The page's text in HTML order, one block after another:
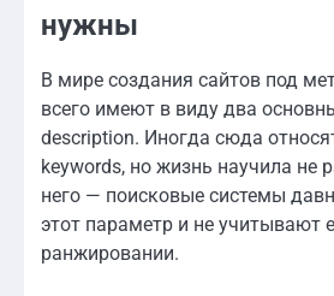
нужны
В мире создания сайтов под
всего имеют в виду два
description. Иногда сюда
keywords, но жизнь научила не
него — поисковые системы
этот параметр и не учитывают
ранжировании.